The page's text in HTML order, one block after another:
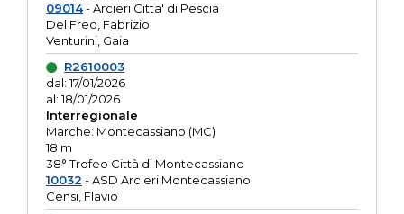
09014- Arcieri Citta' di Pescia
Del Freo, Fabrizio
Venturini, Gaia
R2610003
dal: 17/01/2026
al: 18/01/2026
Interregionale
Marche: Montecassiano (MC)
18 m
38° Trofeo Città di Montecassiano
10032 - ASD Arcieri Montecassiano
Censi, Flavio